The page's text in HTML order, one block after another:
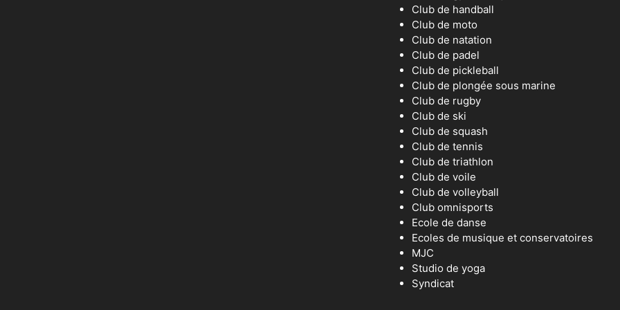
Club de handball
Club de moto
Club de natation
Club de padel
Club de pickleball
Club de plongée sous marine
Club de rugby
Club de ski
Club de squash
Club de tennis
Club de triathlon
Club de voile
Club de volleyball
Club omnisports
Ecole de danse
Ecoles de musique et conservatoires
MJC
Studio de yoga
Syndicat